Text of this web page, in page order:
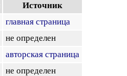
Источник
главная страница
не определен
авторская страница
не определен